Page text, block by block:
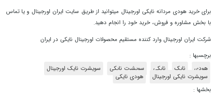
برای خرید هودی مردانه نایکی اورجینال میتوانید از طریق سایت ایران اورجینال و یا تماس
با بخش مشاوره و فروش، خرید خود را انجام دهید.
شرکت ایران اورجینال وارد کننده مستقیم محصولات اورجینال نایکی در ایران
برچسبها :
هودی
نایک نایکی سویشرت نایکی
سویشرت نایک اورجینال
سویشرت نایکی اورجینال
هودی نایکی
بخشها :